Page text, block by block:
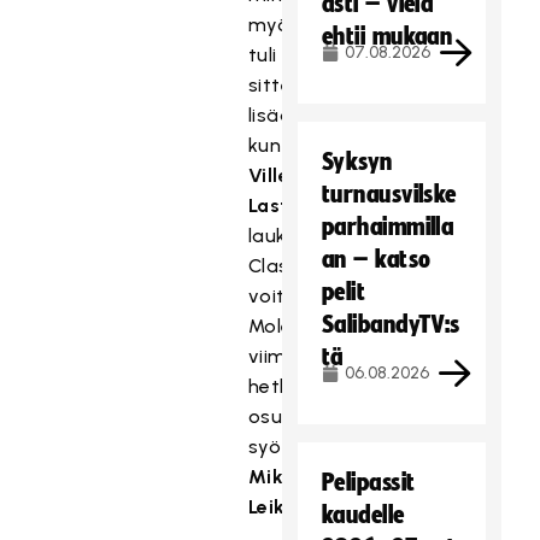
myöhemmin
tuli
sitten
lisää,
kun
Ville
Lastikka
laukoi
Classicin
voittomaalin.
Molemmat
viime
hetken
osumat
syötti
Mikko
Leikkanen.
ehtii mukaan
07.08.2026
Syksyn
turnausvilske
parhaimmilla
an – katso
pelit
SalibandyTV:s
tä
06.08.2026
Pelipassit
kaudelle